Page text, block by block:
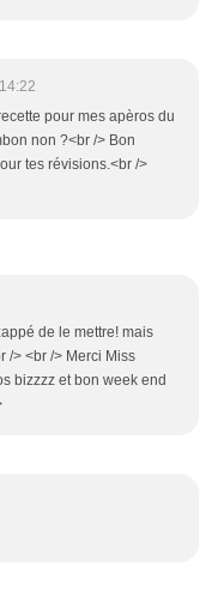
pour mes apèros du
non ?<br /> Bon
tes révisions.<br />
de le mettre! mais
/> <br /> Merci Miss
bizzzz et bon week end